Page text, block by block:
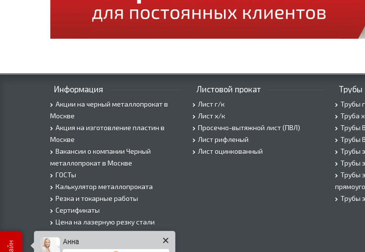
Информация
Акции на черный металлопрокат в
Москве
Акция на изготовление пластин в
Москве
Вакансии о компании Черный
металлопрокат в Москве
ГОСТы
Калькулятор металлопроката
Резка и токарные работы
Сертификаты
Цена на лазерную резку стали
Цена на плазменую резку стали
Цена на резку газом или болгаркой
Листовой прокат
Лист г/к
Лист х/к
Просечно-вытяжной лист (ПВЛ)
Лист рифленый
Лист оцинкованный
Трубы
Трубы
Труба
Трубы
Трубы
Трубы
Трубы
Трубы
Трубы
Анна